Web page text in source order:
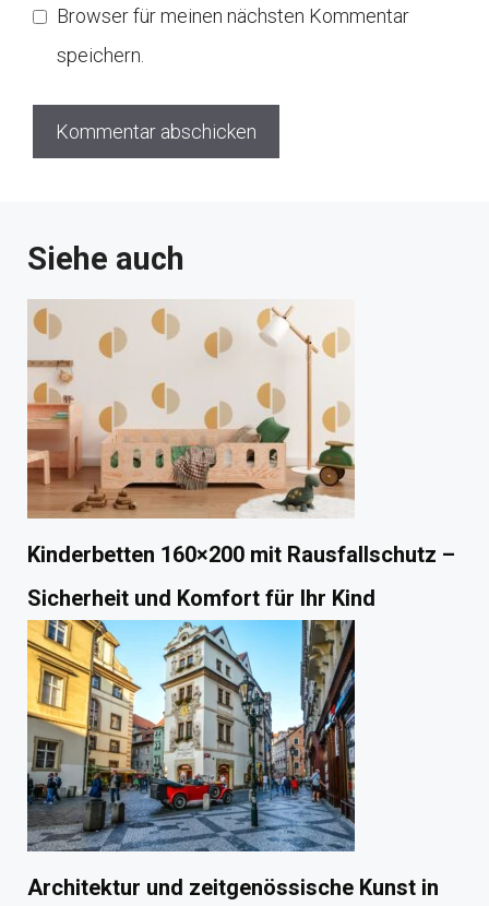
Browser für meinen nächsten Kommentar
speichern.
Siehe auch
Kinderbetten 160×200 mit Rausfallschutz –
Sicherheit und Komfort für Ihr Kind
Architektur und zeitgenössische Kunst in